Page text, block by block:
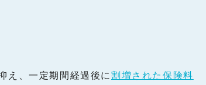
え、一定期間経過後に割増された保険料